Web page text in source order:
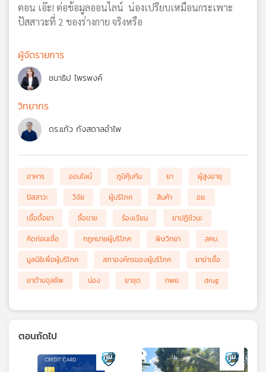
ตอน เอ๊ะ! ต่อข้อมูลออนไลน์ น่องเปรียบเหมือนกระเพาะ
ปัสสาวะที่ 2 ของร่างกาย จริงหรือ
ผู้จัดรายการ
ชนาธิป ไพรพงค์
วิทยากร
ดร.แก้ว กังสดาลอำไพ
อาหาร ออนไลน์ ภูมิคุ้มกัน ยา
ผู้สูงอายุ
ปัสสาวะ
วิจัย ผู้บริโภค สินค้า
อย.
เชื้อดื้อยา
ซื้อขาย ร้องเรียน
ยาปฏิชีวนะ
คิดก่อนเชื่อ
กฎหมายผู้บริโภค พิษวิทยา
สคบ.
มูลนิธิเพื่อผู้บริโภค
สภาองค์กรของผู้บริโภค
ยาฆ่าเชื้อ
ยาต้านจุลชีพ
น่อง ยาชุด กพย. drug
ตอนถัดไป